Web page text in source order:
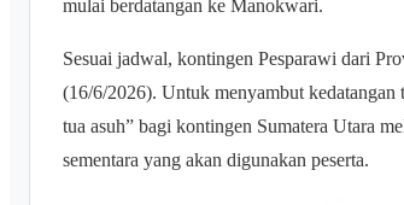
mulai berdatangan ke Manokwari.
Sesuai jadwal, kontingen Pesparawi dari
(16/6/2026). Untuk menyambut kedatangan
tua asuh” bagi kontingen Sumatera Utara
sementara yang akan digunakan peserta.